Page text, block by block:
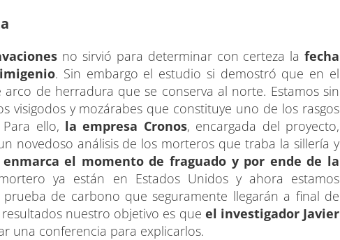
no sirvió para determinar con certeza lafecha
. Sin embargo el estudio si demostró que en el
de herradura que se conserva al norte. Estamos sin
visigodos y mozárabes que constituye uno de los rasgos
ello, la empresa Cronos, encargada del proyecto,
novedoso análisis de los morteros que traba la sillería y
el momento de fraguado y por ende de la
ya están en Estados Unidos y ahora estamos
de carbono que seguramente llegarán a final de
nuestro objetivo es que el investigador Javier
una conferencia para explicarlos.